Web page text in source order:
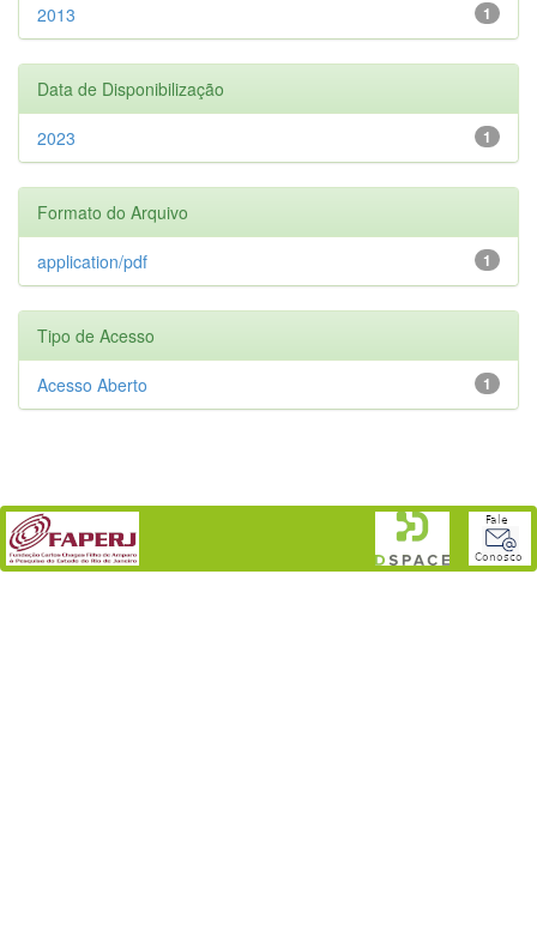
1
2013
Data de Disponibilização
1
2023
Formato do Arquivo
1
application/pdf
Tipo de Acesso
1
Acesso Aberto